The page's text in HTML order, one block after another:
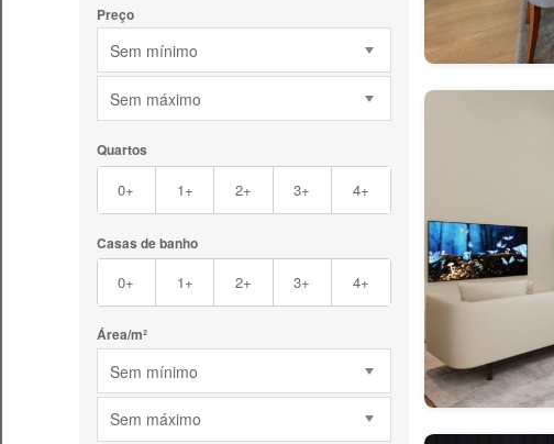
Preço
Sem mínimo
Sem máximo
Quartos
0+ 1+ 2+ 3+ 4+
Casas de banho
0+ 1+ 2+ 3+ 4+
Área/m²
Sem mínimo
Sem máximo